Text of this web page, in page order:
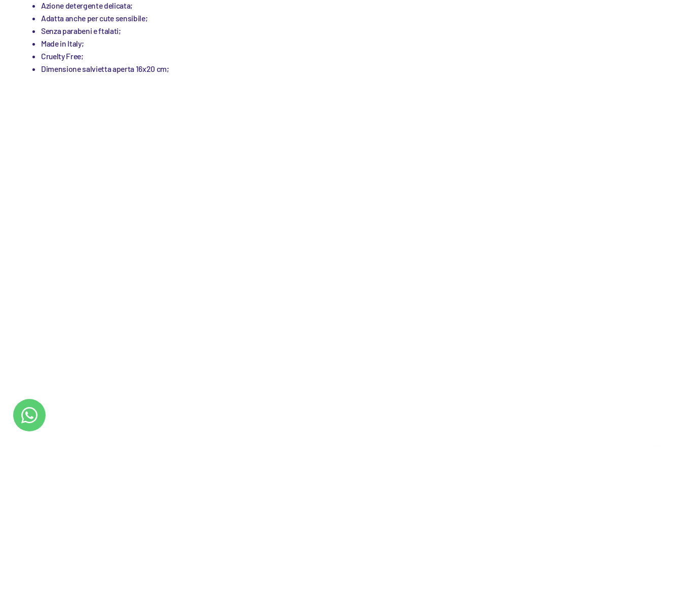
Azione detergente delicata;
Adatta anche per cute sensibile;
Senza parabeni e ftalati;
Made in Italy;
Cruelty Free;
Dimensione salvietta aperta 16x20 cm;